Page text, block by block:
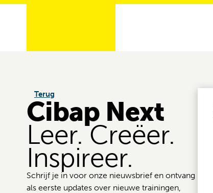
Terug
Cibap Next
Leer. Creëer.
Inspireer.
Schrijf je in voor onze nieuwsbrief en ontvang
als eerste updates over nieuwe trainingen,